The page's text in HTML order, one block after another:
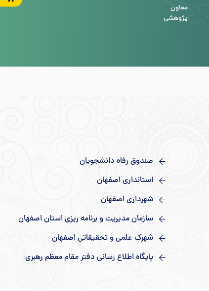
معاون
پژوهشی
صندوق رفاه دانشجویان
استانداری اصفهان
شهرداری اصفهان
سازمان مدیریت و برنامه ریزی استان اصفهان
شهرک علمی و تحقیقاتی اصفهان
پایگاه اطلاع رسانی دفتر مقام معظم رهبری